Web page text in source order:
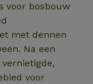
voor bosbouw
met dennen
Na een
voor